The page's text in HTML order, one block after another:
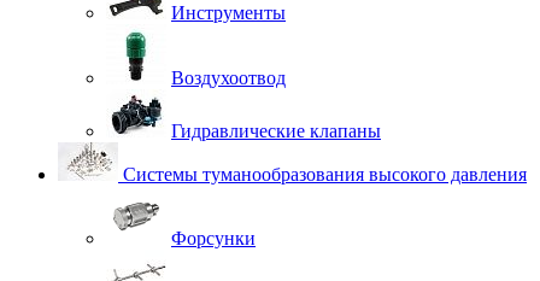
Инструменты
Воздухоотвод
Гидравлические клапаны
Системы туманообразования высокого давления
Форсунки